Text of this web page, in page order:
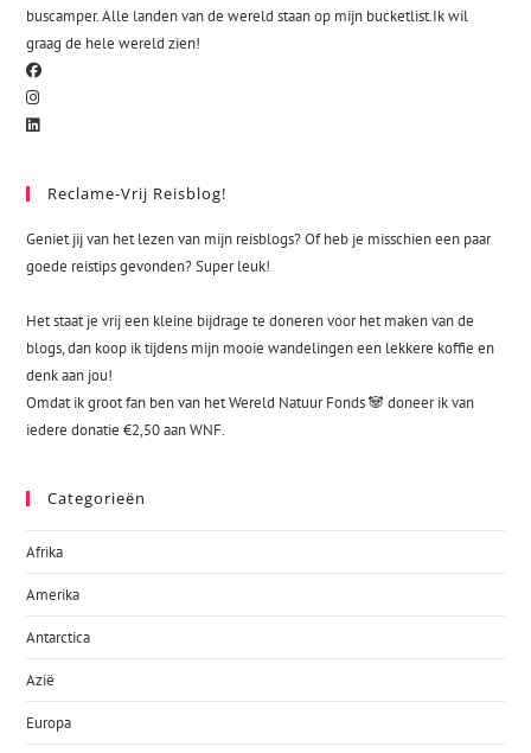
buscamper. Alle landen van de wereld staan op mijn bucketlist.Ik wil
graag de hele wereld zien!
Reclame-Vrij Reisblog!
Geniet jij van het lezen van mijn reisblogs? Of heb je misschien een paar
goede reistips gevonden? Super leuk!
Het staat je vrij een kleine bijdrage te doneren voor het maken van de
blogs, dan koop ik tijdens mijn mooie wandelingen een lekkere koffie en
denk aan jou!
Omdat ik groot fan ben van het Wereld Natuur Fonds 🐼 doneer ik van
iedere donatie €2,50 aan WNF.
Categorieën
Afrika
Amerika
Antarctica
Azië
Europa